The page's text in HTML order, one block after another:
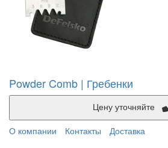
Powder Comb | Гребенки
О компании
Контакты
Доставка